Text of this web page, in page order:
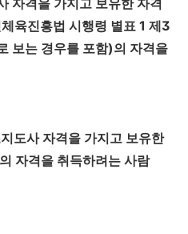
격을 가지고 보유한 자격
육진흥법 시행령 별표 1 제3
보는 경우를 포함)의 자격을
도사 자격을 가지고 보유한
자격을 취득하려는 사람